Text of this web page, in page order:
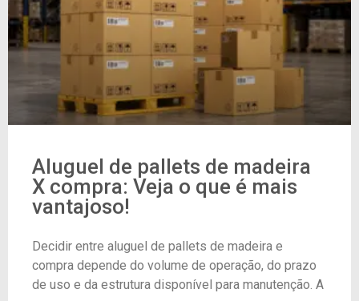
Aluguel de pallets de madeira
X compra: Veja o que é mais
vantajoso!
Decidir entre aluguel de pallets de madeira e
compra depende do volume de operação, do prazo
de uso e da estrutura disponível para manutenção. A